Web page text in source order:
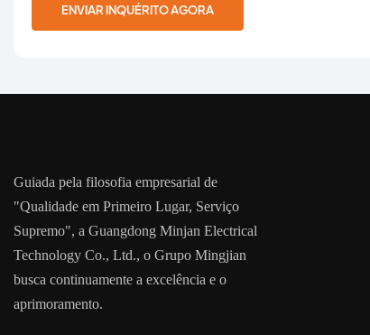
ENVIAR INQUÉRITO AGORA
Guiada pela filosofia empresarial de
"Qualidade em Primeiro Lugar, Serviço
Supremo", a Guangdong Minjan Electrical
Technology Co., Ltd., o Grupo Mingjian
busca continuamente a excelência e o
aprimoramento.